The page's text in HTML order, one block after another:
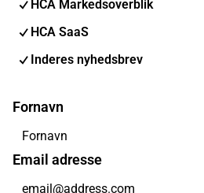
HCA Markedsoverblik
HCA SaaS
Inderes nyhedsbrev
Fornavn
Email adresse